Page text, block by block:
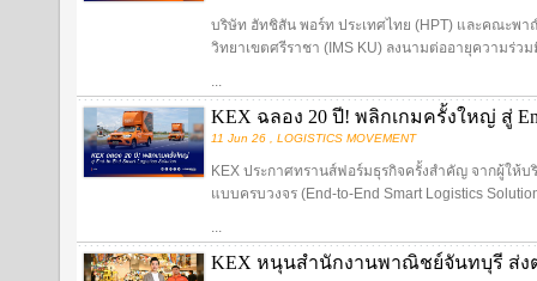
บริษัท ฮัทชิสัน พอร์ท ประเทศไทย (HPT) และคณะพ
วิทยาเขตศรีราชา (IMS KU) ลงนามต่ออายุความร่ว
...
KEX ฉลอง 20 ปี! พลิกเกมครั้งใหญ่ สู่
11 Jun 26 , LOGISTICS MOVEMENT
KEX ประกาศทรานส์ฟอร์มธุรกิจครั้งสำคัญ จากผู้ให้
แบบครบวงจร (End-to-End Smart Logistics
...
KEX หนุนสำนักงานพาณิชย์จันทบุรี ส่ง